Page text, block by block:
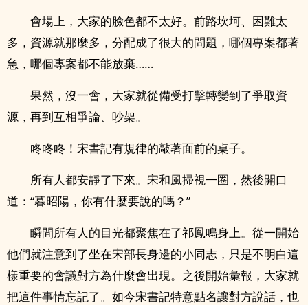
會場上，大家的臉色都不太好。前路坎坷、困難太
多，資源就那麼多，分配成了很大的問題，哪個專案都著
急，哪個專案都不能放棄……
果然，沒一會，大家就從備受打擊轉變到了爭取資
源，再到互相爭論、吵架。
咚咚咚！宋書記有規律的敲著面前的桌子。
所有人都安靜了下來。宋和風掃視一圈，然後開口
道：“暮昭陽，你有什麼要說的嗎？”
瞬間所有人的目光都聚焦在了祁鳳鳴身上。從一開始
他們就注意到了坐在宋部長身邊的小同志，只是不明白這
樣重要的會議對方為什麼會出現。之後開始彙報，大家就
把這件事情忘記了。如今宋書記特意點名讓對方說話，也